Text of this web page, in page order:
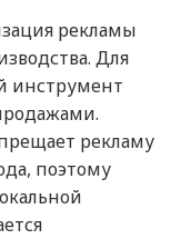
рекламы
Для
инструмент
рекламу
поэтому